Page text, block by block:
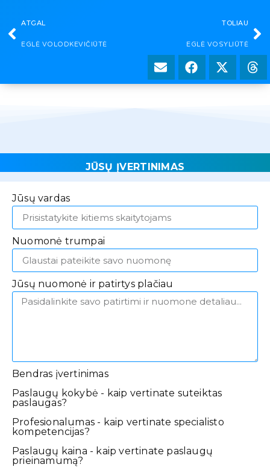
ATGAL
EGLĖ VOLODKEVIČIŪTĖ
TOLIAU
EGLĖ VOSYLIŪTĖ
JŪSŲ ĮVERTINIMAS
Jūsų vardas
Nuomonė trumpai
Jūsų nuomonė ir patirtys plačiau
Bendras įvertinimas
Paslaugų kokybė - kaip vertinate suteiktas
paslaugas?
Profesionalumas - kaip vertinate specialisto
kompetencijas?
Paslaugų kaina - kaip vertinate paslaugų
prieinamumą?